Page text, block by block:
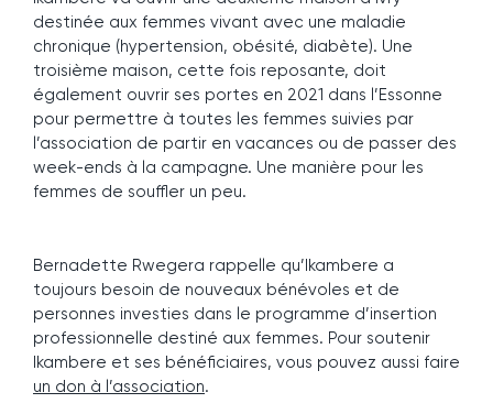
destinée aux femmes vivant avec une maladie
chronique (hypertension, obésité, diabète). Une
troisième maison, cette fois reposante, doit
également ouvrir ses portes en 2021 dans l’Essonne
pour permettre à toutes les femmes suivies par
l’association de partir en vacances ou de passer des
week-ends à la campagne. Une manière pour les
femmes de souffler un peu.
Bernadette Rwegera rappelle qu’Ikambere a
toujours besoin de nouveaux bénévoles et de
personnes investies dans le programme d’insertion
professionnelle destiné aux femmes. Pour soutenir
Ikambere et ses bénéficiaires, vous pouvez aussi faire
un don à l’association.